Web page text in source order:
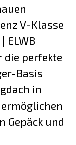
V-Klasse
ELWB
die perfekte
Basis
in
Gepäck und